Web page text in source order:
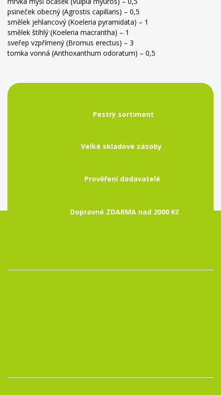
psineček obecný (Agrostis capillaris) – 0,5
smělek jehlancový (Koeleria pyramidata) – 1
smělek štíhlý (Koeleria macrantha) – 1
sveřep vzpřímený (Bromus erectus) – 3
tomka vonná (Anthoxanthum odoratum) – 0,5
Pestrý sortiment
Velké skladové zásoby
Prověření dodavatelé
Dopravné ZDARMA nad 2000 Kč